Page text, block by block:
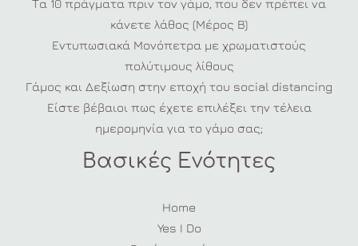
Τα 10 πράγματα πριν τον γάμο, που δεν πρέπει να
κάνετε λάθος (Μέρος Β)
Εντυπωσιακά Μονόπετρα με χρωματιστούς
πολύτιμους λίθους
Γάμος και Δεξίωση στην εποχή του social distancing
Είστε βέβαιοι πως έχετε επιλέξει την τέλεια
ημερομηνία για το γάμο σας;
Βασικές Ενότητες
Home
Yes I Do